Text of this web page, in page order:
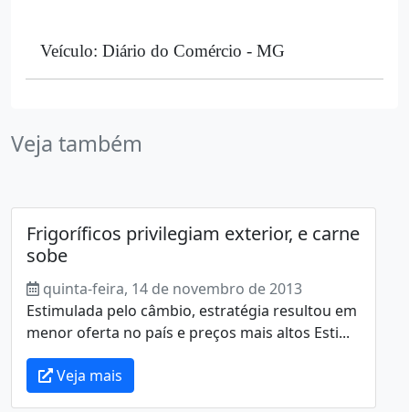
Veículo: Diário do Comércio - MG
Veja também
Frigoríficos privilegiam exterior, e carne
sobe
quinta-feira, 14 de novembro de 2013
Estimulada pelo câmbio, estratégia resultou em
menor oferta no país e preços mais altos Esti...
Veja mais